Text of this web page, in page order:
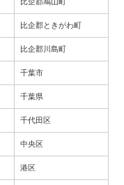
比企郡ときがわ町
比企郡川島町
千葉市
千葉県
千代田区
中央区
港区